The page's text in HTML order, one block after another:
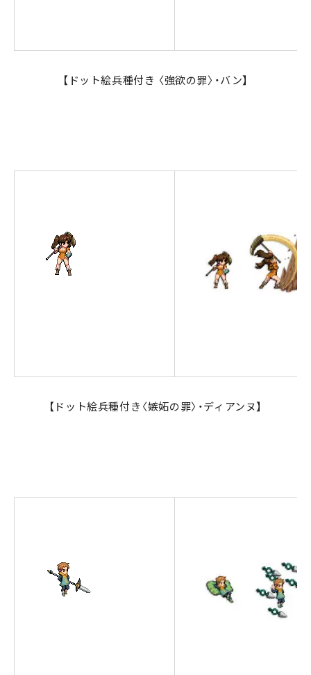
【ドット絵兵種付き 〈強欲の罪〉・バン】
【ドット絵兵種付き〈嫉妬の罪〉・ディアンヌ】